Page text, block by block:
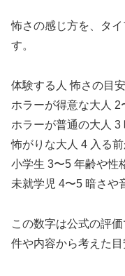
怖さの感じ方を、タ
す。
体験する人 怖さの目
ホラーが得意な大人
ホラーが普通の大人
怖がりな大人 4 入る
小学生 3〜5 年齢や性
未就学児 4〜5 暗さや
この数字は公式の評
件や内容から考えた目